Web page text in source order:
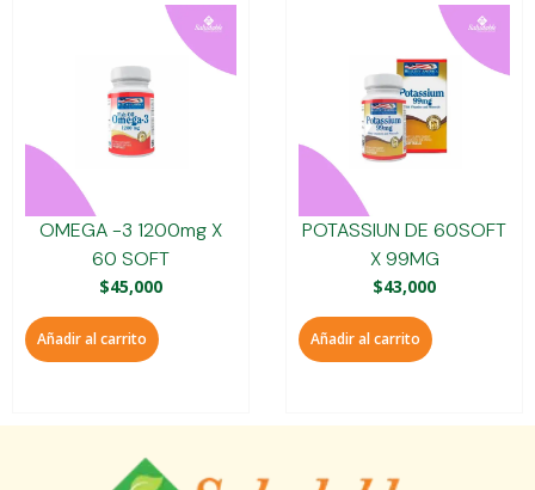
OMEGA -3 1200mg X
60 SOFT
$45,000
Añadir al carrito
POTASSIUN DE 60SOFT
X 99MG
$43,000
Añadir al carrito